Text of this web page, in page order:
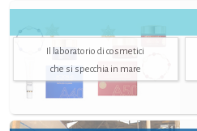
Il laboratorio di cosmetici
che si specchia in mare